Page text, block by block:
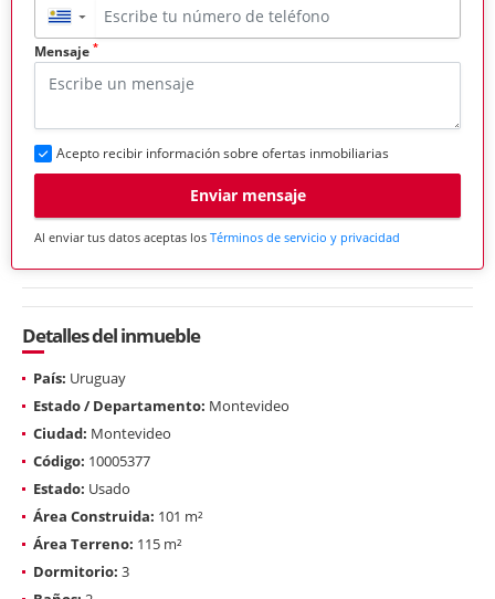
▼
Mensaje *
Acepto recibir información sobre ofertas inmobiliarias
Enviar mensaje
Al enviar tus datos aceptas los Términos de servicio y privacidad
Detalles del inmueble
País: Uruguay
Estado / Departamento: Montevideo
Ciudad: Montevideo
Código: 10005377
Estado: Usado
Área Construida: 101 m²
Área Terreno: 115 m²
Dormitorio: 3